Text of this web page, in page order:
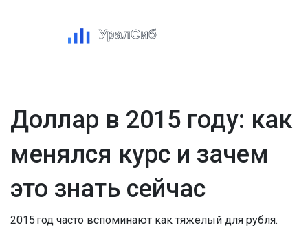
Доллар в 2015 году: как
менялся курс и зачем
это знать сейчас
2015 год часто вспоминают как тяжелый для рубля.